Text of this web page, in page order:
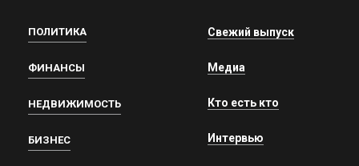
ПОЛИТИКА
ФИНАНСЫ
НЕДВИЖИМОСТЬ
БИЗНЕС
Свежий выпуск
Медиа
Кто есть кто
Интервью